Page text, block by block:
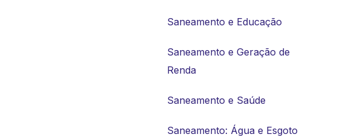
Saneamento e Educação
Saneamento e Geração de
Renda
Saneamento e Saúde
Saneamento: Água e Esgoto